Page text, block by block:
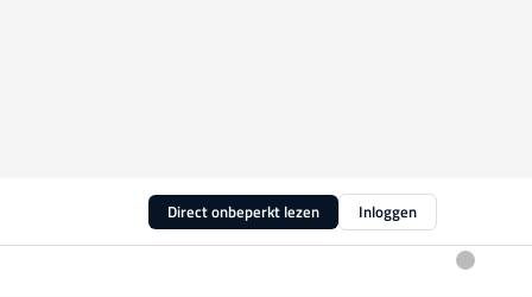
Direct onbeperkt lezen Inloggen